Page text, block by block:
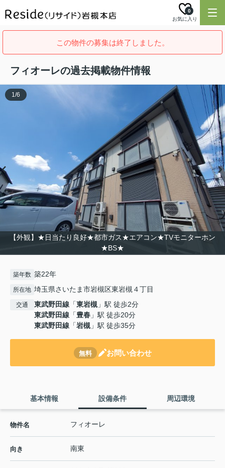
お気に入り
0
この物件の募集は終了しました。
フィオーレの過去掲載物件情報
【外観】★日当たり良好★都市ガス★エアコン★TVモニターホン
★BS★
1/6
築年数 築22年
所在地 埼玉県さいたま市岩槻区東岩槻４丁目
交通 東武野田線 「東岩槻 」駅 徒歩2分
東武野田線 「豊春 」駅 徒歩20分
東武野田線 「岩槻 」駅 徒歩35分
無料 お問い合わせ
基本情報 設備条件 周辺環境
物件名 フィオーレ
向き 南東